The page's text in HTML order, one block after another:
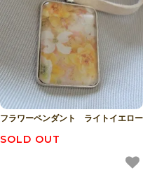
フラワーペンダント ライトイエロー
SOLD OUT